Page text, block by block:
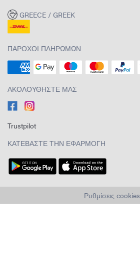
GREECE / GREEK
ΠΆΡΟΧΟΙ ΠΛΗΡΩΜΏΝ
ΑΚΟΛΟΥΘΉΣΤΕ ΜΑΣ
Trustpilot
ΚΑΤΕΒΆΣΤΕ ΤΗΝ ΕΦΑΡΜΟΓΉ
Ρυθμίσεις cookies